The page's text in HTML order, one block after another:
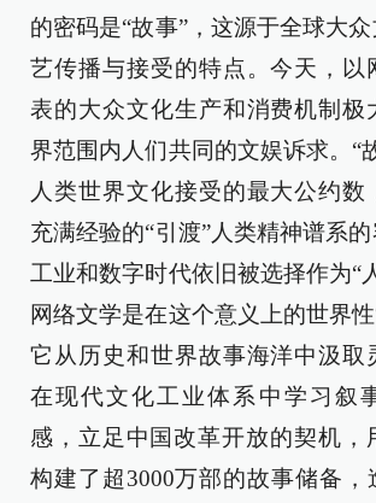
的密码是“故事”，这源于全球大
艺传播与接受的特点。今天，以
表的大众文化生产和消费机制极
界范围内人们共同的文娱诉求。“
人类世界文化接受的最大公约数
充满经验的“引渡”人类精神谱系
工业和数字时代依旧被选择作为“
网络文学是在这个意义上的世界性
它从历史和世界故事海洋中汲取
在现代文化工业体系中学习叙
感，立足中国改革开放的契机，
构建了超3000万部的故事储备，